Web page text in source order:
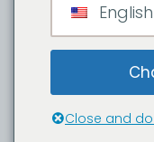
English
Close and